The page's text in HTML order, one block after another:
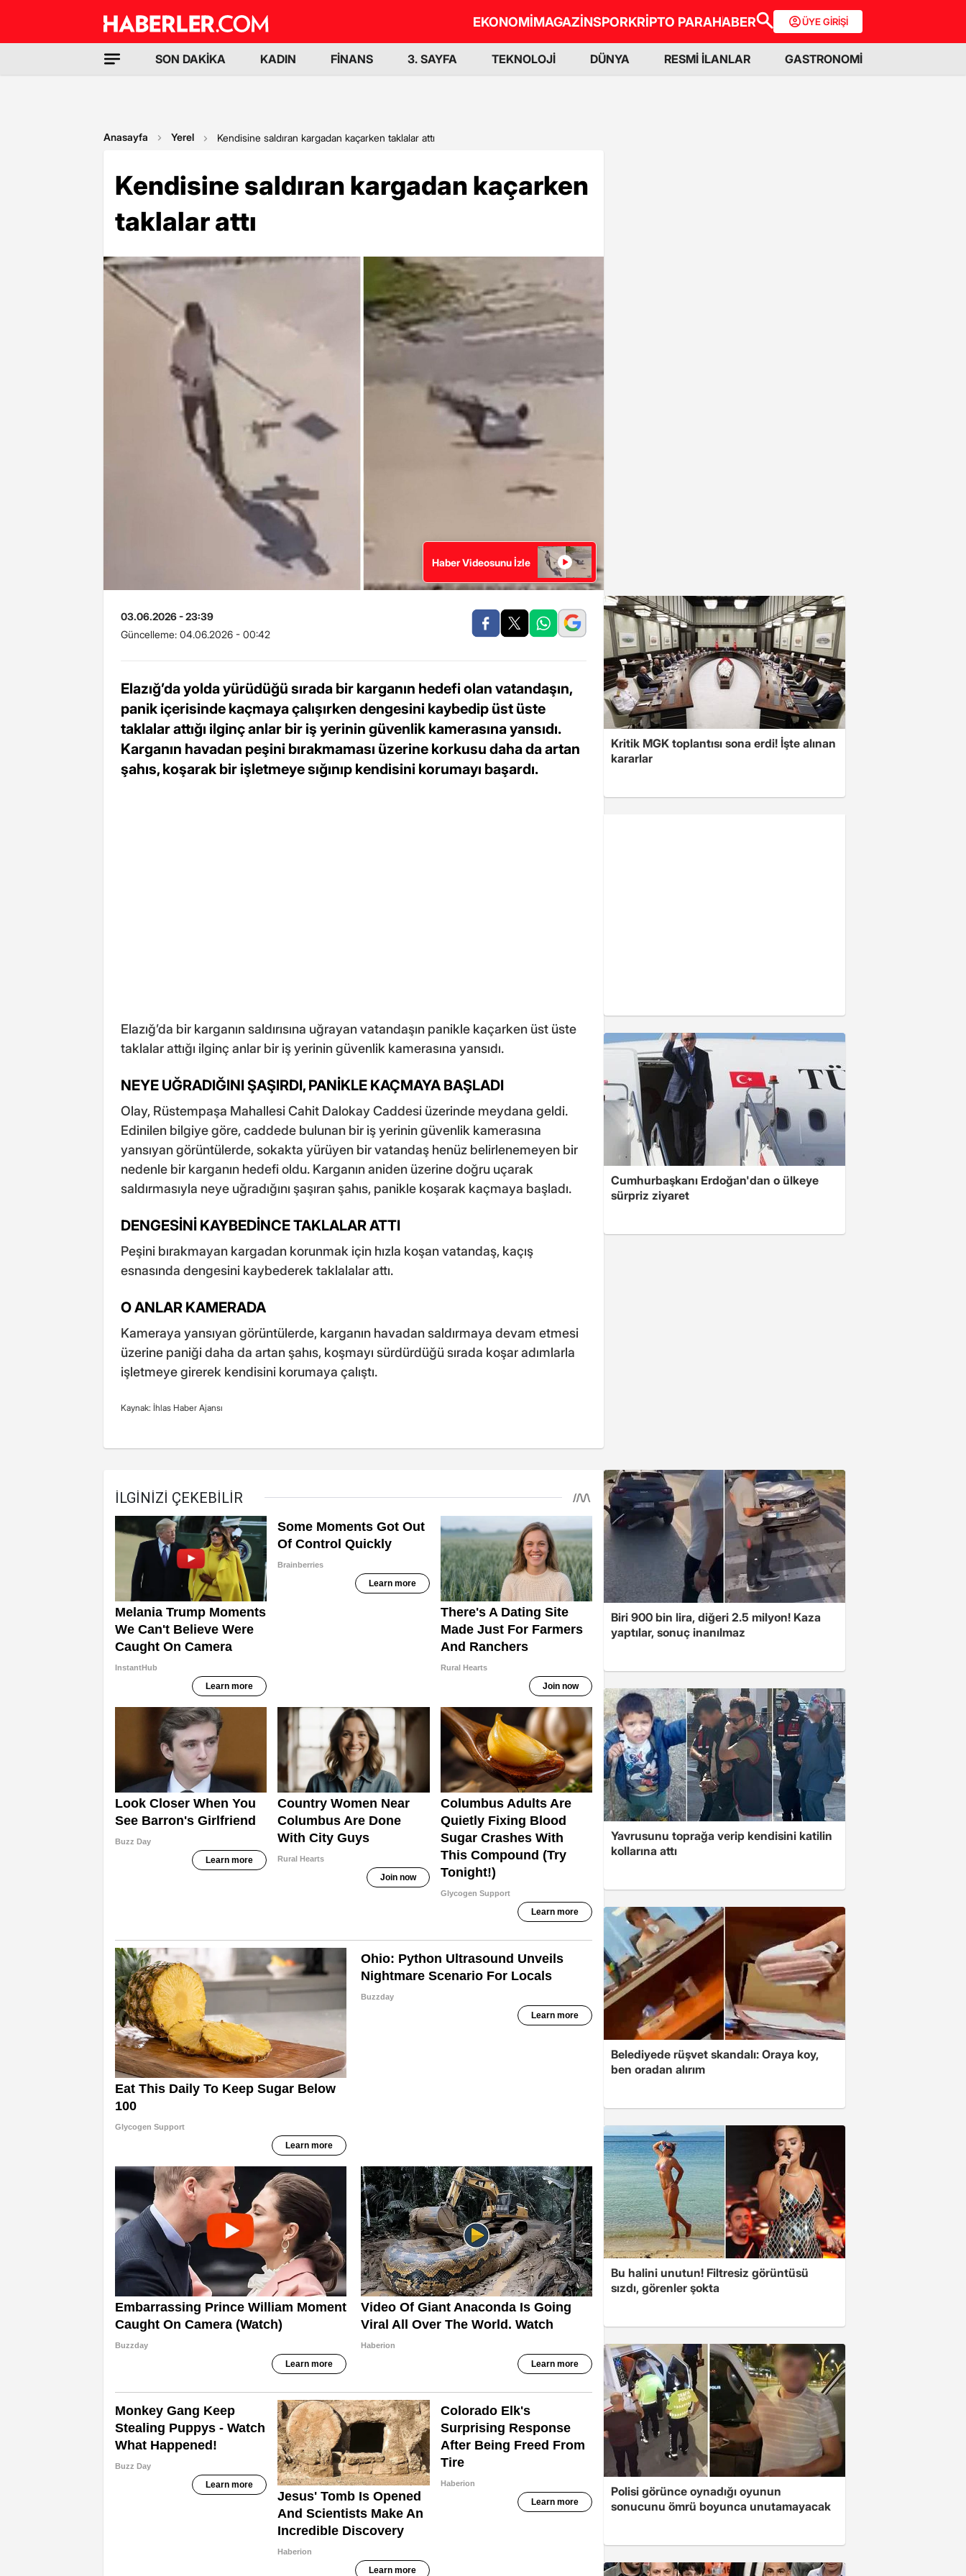
EKONOMİMAGAZİNSPORKRİPTO PARAHABER ÜYE GİRİŞİ
SON DAKİKA KADIN FİNANS 3. SAYFA TEKNOLOJİ DÜNYA RESMİ İLANLAR GASTRONOMİ
Anasayfa Yerel Kendisine saldıran kargadan kaçarken taklalar attı
Kendisine saldıran kargadan kaçarken
taklalar attı
Haber Videosunu İzle
03.06.2026 - 23:39
Güncelleme: 04.06.2026 - 00:42
Elazığ’da yolda yürüdüğü sırada bir karganın hedefi olan vatandaşın,
panik içerisinde kaçmaya çalışırken dengesini kaybedip üst üste
taklalar attığı ilginç anlar bir iş yerinin güvenlik kamerasına yansıdı.
Karganın havadan peşini bırakmaması üzerine korkusu daha da artan
şahıs, koşarak bir işletmeye sığınıp kendisini korumayı başardı.
Elazığ’da bir karganın saldırısına uğrayan vatandaşın panikle kaçarken üst üste
taklalar attığı ilginç anlar bir iş yerinin güvenlik kamerasına yansıdı.
NEYE UĞRADIĞINI ŞAŞIRDI, PANİKLE KAÇMAYA BAŞLADI
Olay, Rüstempaşa Mahallesi Cahit Dalokay Caddesi üzerinde meydana geldi.
Edinilen bilgiye göre, caddede bulunan bir iş yerinin güvenlik kamerasına
yansıyan görüntülerde, sokakta yürüyen bir vatandaş henüz belirlenemeyen bir
nedenle bir karganın hedefi oldu. Karganın aniden üzerine doğru uçarak
saldırmasıyla neye uğradığını şaşıran şahıs, panikle koşarak kaçmaya başladı.
DENGESİNİ KAYBEDİNCE TAKLALAR ATTI
Peşini bırakmayan kargadan korunmak için hızla koşan vatandaş, kaçış
esnasında dengesini kaybederek taklalalar attı.
O ANLAR KAMERADA
Kameraya yansıyan görüntülerde, karganın havadan saldırmaya devam etmesi
üzerine paniği daha da artan şahıs, koşmayı sürdürdüğü sırada koşar adımlarla
işletmeye girerek kendisini korumaya çalıştı.
Kaynak: İhlas Haber Ajansı
Kritik MGK toplantısı sona erdi! İşte alınan
kararlar
Cumhurbaşkanı Erdoğan'dan o ülkeye
sürpriz ziyaret
Biri 900 bin lira, diğeri 2.5 milyon! Kaza
yaptılar, sonuç inanılmaz
Yavrusunu toprağa verip kendisini katilin
kollarına attı
Belediyede rüşvet skandalı: Oraya koy,
ben oradan alırım
Bu halini unutun! Filtresiz görüntüsü
sızdı, görenler şokta
Polisi görünce oynadığı oyunun
sonucunu ömrü boyunca unutamayacak